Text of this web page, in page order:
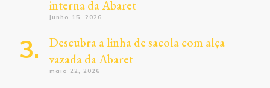
interna da Abaret
junho 15, 2026
Descubra a linha de sacola com alça
vazada da Abaret
maio 22, 2026